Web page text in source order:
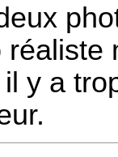
y a